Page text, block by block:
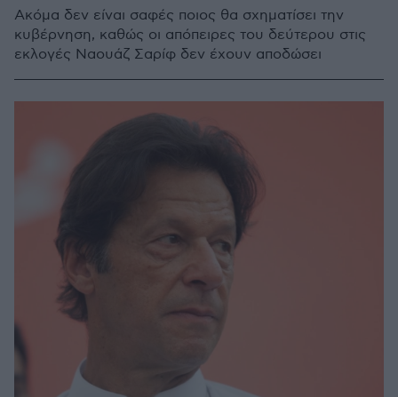
Ακόμα δεν είναι σαφές ποιος θα σχηματίσει την
κυβέρνηση, καθώς οι απόπειρες του δεύτερου στις
εκλογές Ναουάζ Σαρίφ δεν έχουν αποδώσει